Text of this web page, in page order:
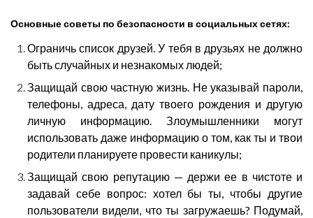
Основные советы по безопасности в социальных сетях:
Ограничь список друзей. У тебя в друзьях не должно
быть случайных и незнакомых людей;
Защищай свою частную жизнь. Не указывай пароли,
телефоны, адреса, дату твоего рождения и другую
личную информацию. Злоумышленники могут
использовать даже информацию о том, как ты и твои
родители планируете провести каникулы;
Защищай свою репутацию — держи ее в чистоте и
задавай себе вопрос: хотел бы ты, чтобы другие
пользователи видели, что ты загружаешь? Подумай,